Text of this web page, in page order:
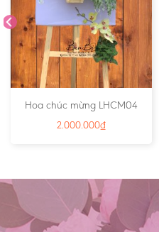
Hoa chúc mừng LHCM04
2.000.000₫